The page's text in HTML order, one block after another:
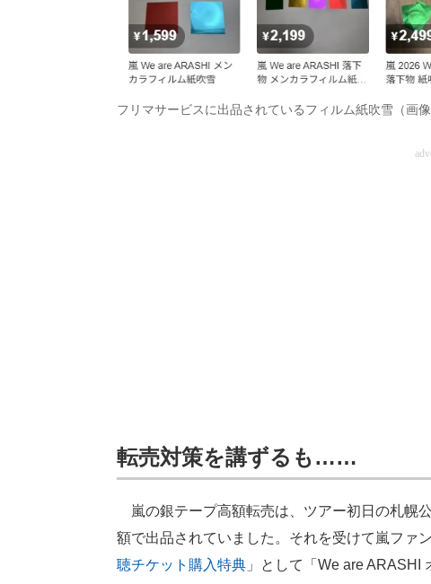
フリマサービスに出品されているフィルム紙吹雪（画像
転売対策を講ずるも……
嵐の銀テープ高額転売は、ツアー初日の札幌
額で出品されていました。それを受けて嵐ファ
聴チケット購入特典 」として「We are ARASHI